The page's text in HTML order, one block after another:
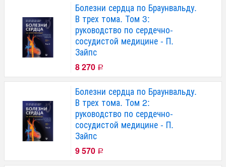
Болезни сердца по Браунвальду.
В трех тома. Том 3:
руководство по сердечно-
сосудистой медицине - П.
Зайпс
8 270 Р
Болезни сердца по Браунвальду.
В трех тома. Том 2:
руководство по сердечно-
сосудистой медицине - П.
Зайпс
9 570 Р